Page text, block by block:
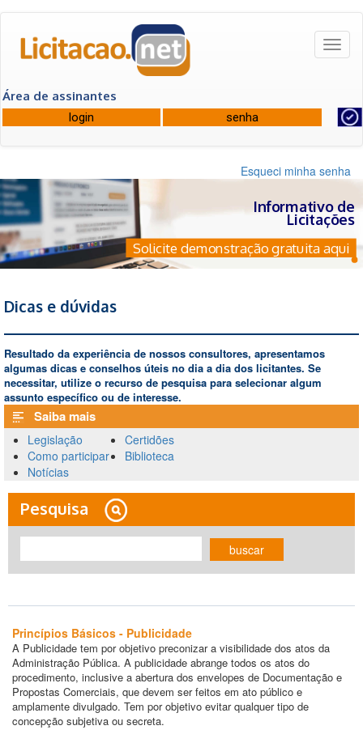
Área de assinantes
Esqueci minha senha
Informativo de
Licitações
Solicite demonstração gratuita aqui
Dicas e dúvidas
Resultado da experiência de nossos consultores, apresentamos
algumas dicas e conselhos úteis no dia a dia dos licitantes. Se
necessitar, utilize o recurso de pesquisa para selecionar algum
assunto específico ou de interesse.
Saiba mais
Legislação
Como participar
Notícias
Certidões
Biblioteca
Pesquisa
buscar
Princípios Básicos - Publicidade
A Publicidade tem por objetivo preconizar a visibilidade dos atos da
Administração Pública. A publicidade abrange todos os atos do
procedimento, inclusive a abertura dos envelopes de Documentação e
Propostas Comerciais, que devem ser feitos em ato público e
amplamente divulgado. Tem por objetivo evitar qualquer tipo de
concepção subjetiva ou secreta.